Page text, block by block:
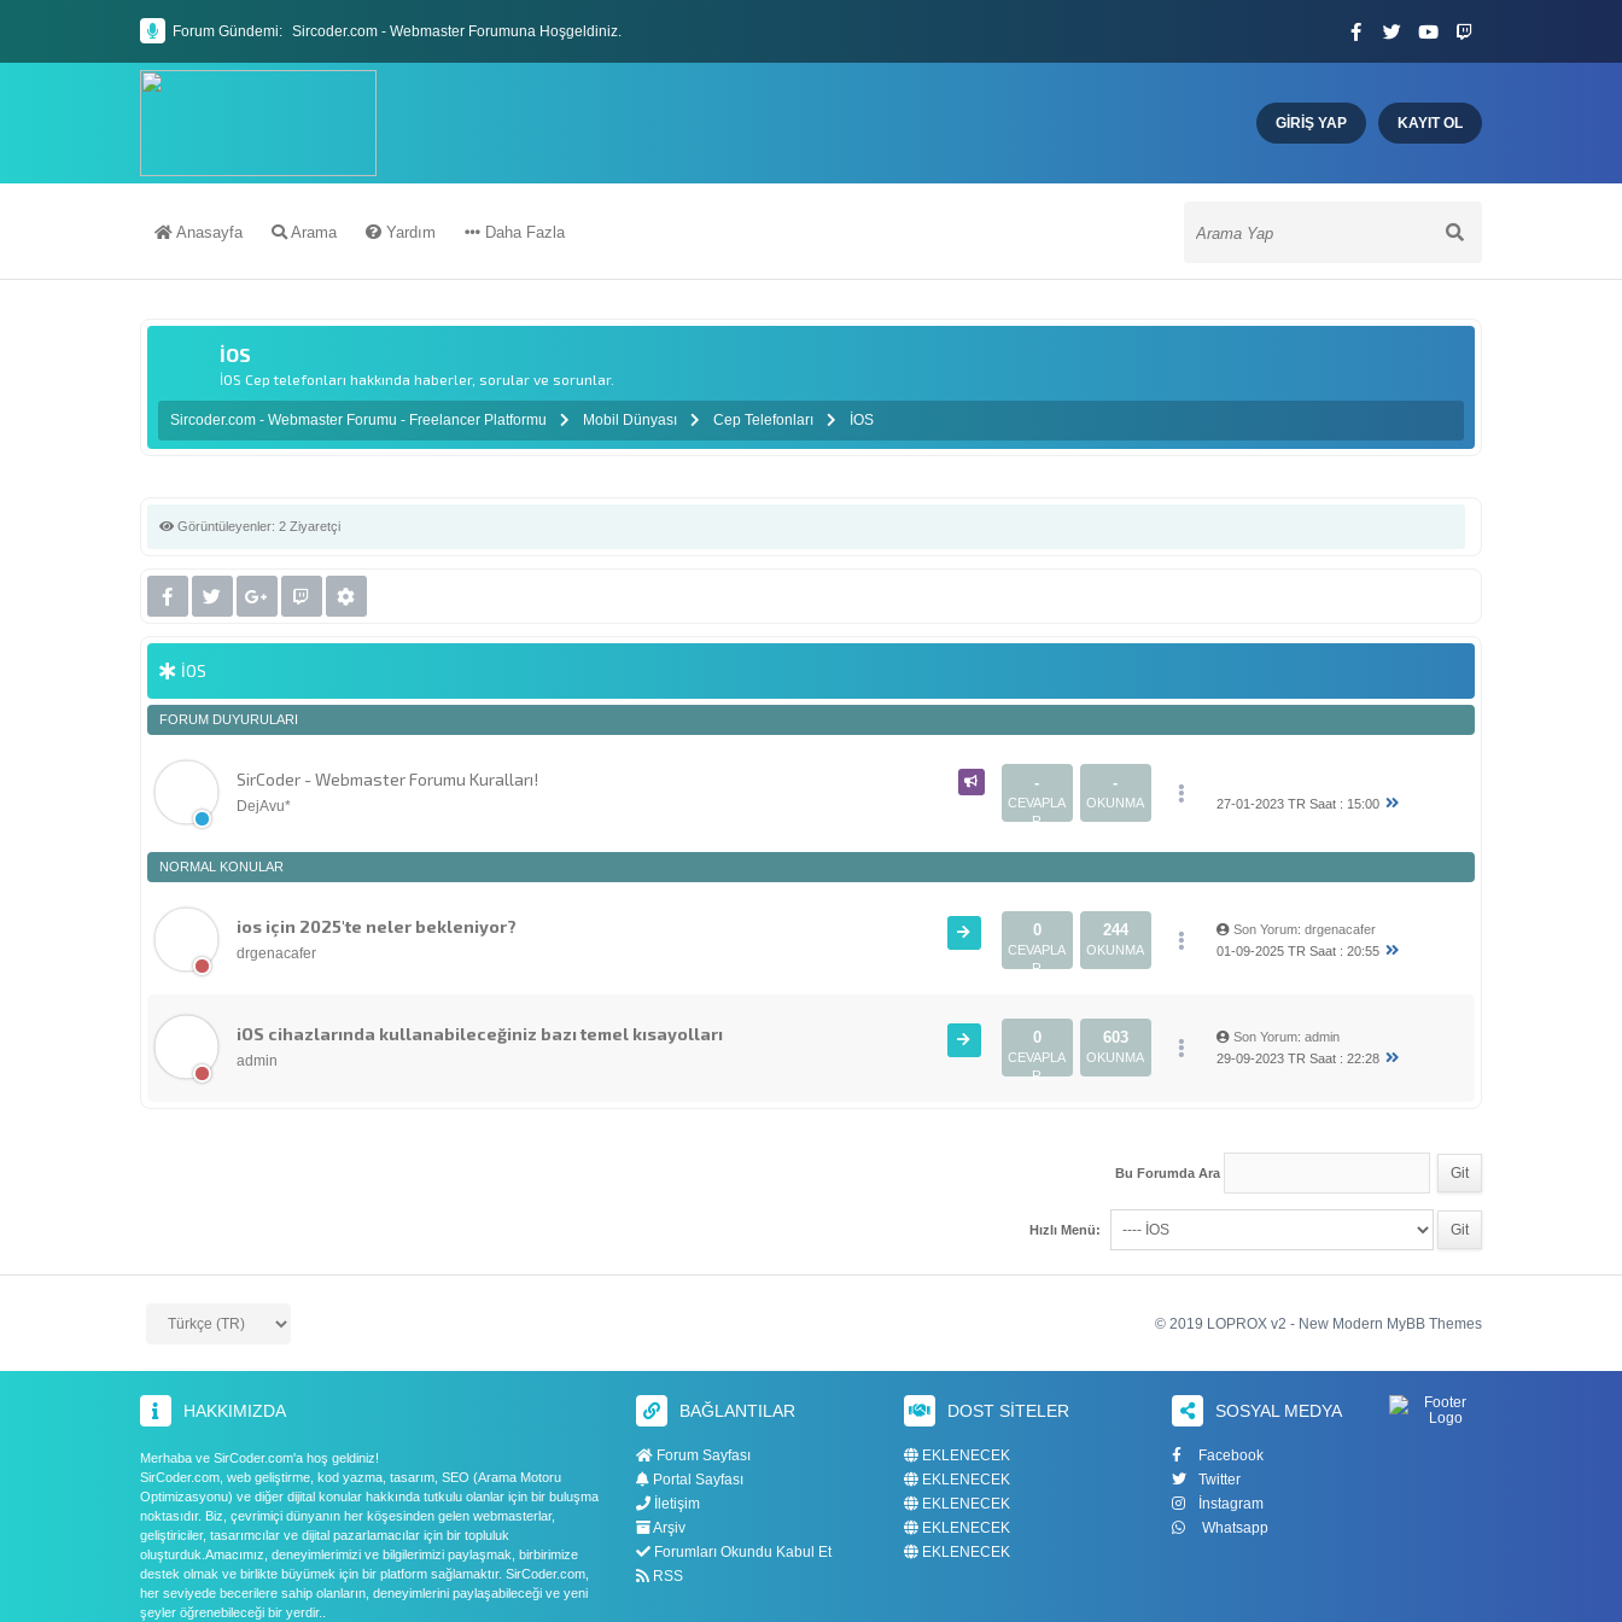
Forum Gündemi: Sircoder.com - Webmaster Forumuna Hoşgeldiniz.
GIRIŞ YAP
KAYIT OL
Anasayfa Arama Yardım Daha Fazla
Sircoder.com - Webmaster Forumu - Freelancer Platformu Mobil Dünyası Cep Telefonları İOS
İOS
İOS Cep telefonları hakkında haberler, sorular ve sorunlar.
Görüntüleyenler: 2 Ziyaretçi
İOS
FORUM DUYURULARI
SirCoder - Webmaster Forumu Kuralları!
DejAvu*
-
CEVAPLA
R
-
OKUNMA 27-01-2023 TR Saat : 15:00
NORMAL KONULAR
ios için 2025'te neler bekleniyor?
drgenacafer
0
CEVAPLA
R
244
OKUNMA
Son Yorum: drgenacafer
01-09-2025 TR Saat : 20:55
iOS cihazlarında kullanabileceğiniz bazı temel kısayolları
admin
0
CEVAPLA
R
603
OKUNMA
Son Yorum: admin
29-09-2023 TR Saat : 22:28
Bu Forumda Ara
Hızlı Menü:
© 2019 LOPROX v2 - New Modern MyBB Themes
HAKKIMIZDA
Merhaba ve SirCoder.com'a hoş geldiniz!
SirCoder.com, web geliştirme, kod yazma, tasarım, SEO (Arama Motoru
Optimizasyonu) ve diğer dijital konular hakkında tutkulu olanlar için bir buluşma
noktasıdır. Biz, çevrimiçi dünyanın her köşesinden gelen webmasterlar,
geliştiriciler, tasarımcılar ve dijital pazarlamacılar için bir topluluk
oluşturduk.Amacımız, deneyimlerimizi ve bilgilerimizi paylaşmak, birbirimize
destek olmak ve birlikte büyümek için bir platform sağlamaktır. SirCoder.com,
her seviyede becerilere sahip olanların, deneyimlerini paylaşabileceği ve yeni
şeyler öğrenebileceği bir yerdir..
BAĞLANTILAR
Forum Sayfası
Portal Sayfası
İletişim
Arşiv
Forumları Okundu Kabul Et
RSS
DOST SITELER
EKLENECEK
EKLENECEK
EKLENECEK
EKLENECEK
EKLENECEK
SOSYAL MEDYA
Facebook
Twitter
İnstagram
Whatsapp